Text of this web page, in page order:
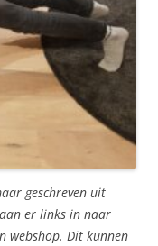
geschreven uit
er links in naar
webshop. Dit kunnen